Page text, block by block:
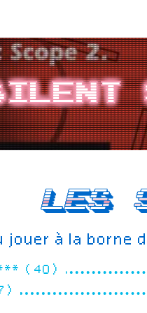
Les
jouer à la borne
**** (40)